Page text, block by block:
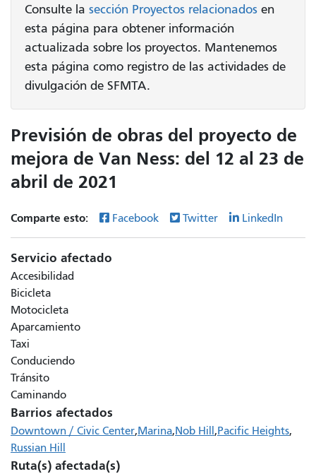
Consulte la sección Proyectos relacionados en
esta página para obtener información
actualizada sobre los proyectos. Mantenemos
esta página como registro de las actividades de
divulgación de SFMTA.
Previsión de obras del proyecto de
mejora de Van Ness: del 12 al 23 de
abril de 2021
Comparte esto: Facebook Twitter LinkedIn
Servicio afectado
Accesibilidad
Bicicleta
Motocicleta
Aparcamiento
Taxi
Conduciendo
Tránsito
Caminando
Barrios afectados
Downtown / Civic Center Marina Nob Hill
Pacific Heights
Russian Hill
Ruta(s) afectada(s)